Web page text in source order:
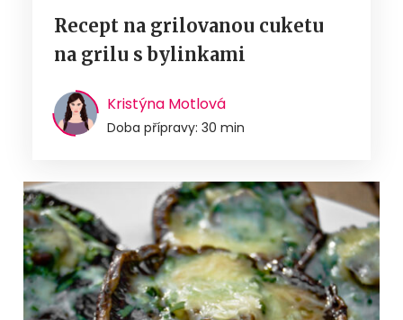
Recept na grilovanou cuketu
na grilu s bylinkami
Kristýna Motlová
Doba přípravy: 30 min